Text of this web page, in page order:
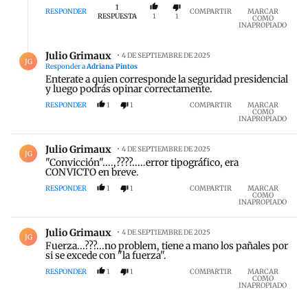
ALCANZA PARA DESCIFRAR LOS FENOMENOS QUE
NO TIENEN ORIGEN EN SUS IDEAS PRE
RESPONDER
1
RESPUESTA
1 1 COMPARTIR MARCAR
COMO
INAPROPIADO
JG Julio Grimaux
4 DE SEPTIEMBRE DE 2025
Responder aAdriana Pintos
Enterate a quien corresponde la seguridad presidencial
y luego podrás opinar correctamente.
RESPONDER 1 1 COMPARTIR MARCAR
COMO
INAPROPIADO
JG Julio Grimaux 4 DE SEPTIEMBRE DE 2025
"Convicción"....,????.....error tipográfico, era
CONVICTO en breve.
RESPONDER 1 1 COMPARTIR MARCAR
COMO
INAPROPIADO
JG Julio Grimaux 4 DE SEPTIEMBRE DE 2025
Fuerza...???...no problem, tiene a mano los pañales por
si se excede con "la fuerza".
RESPONDER 1 1 COMPARTIR MARCAR
COMO
INAPROPIADO